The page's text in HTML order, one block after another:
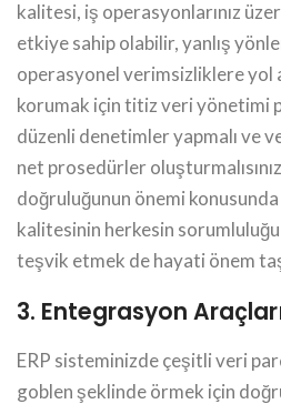
kalitesi, iş operasyonlarınız
etkiye sahip olabilir, yanlış
operasyonel verimsizliklere yol
korumak için titiz veri yönetimi
düzenli denetimler yapmalı ve
net prosedürler
doğruluğunun önemi
kalitesinin herkesin
teşvik etmek de hayati önem
3. Entegrasyon
ERP sisteminizde çeşitli veri
goblen şeklinde örmek için